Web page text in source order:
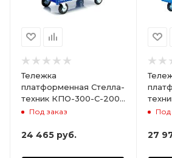
Тележка
платформенная Стелла-
техник КПО-300-С-200-
И , с бортами,
Под заказ
24 465 руб.
Под
27